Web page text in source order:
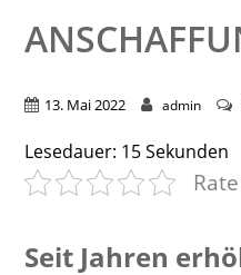
13. Mai 2022 admin
Lesedauer: 15Sekunden
Seit Jahren